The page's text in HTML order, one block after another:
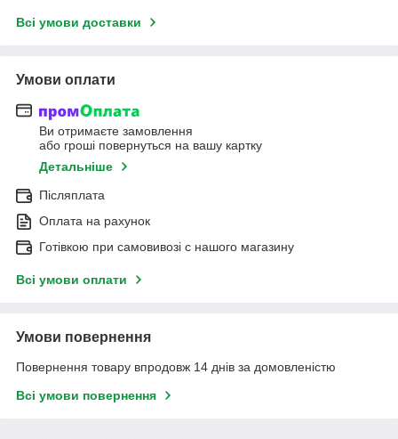
Всі умови доставки
Умови оплати
Ви отримаєте замовлення
або гроші повернуться на вашу картку
Детальніше
Післяплата
Оплата на рахунок
Готівкою при самовивозі c нашого магазину
Всі умови оплати
Умови повернення
Повернення товару впродовж 14 днів за домовленістю
Всі умови повернення